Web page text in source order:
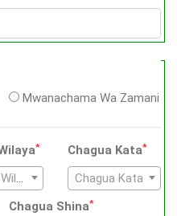
Mwanachama Wa Zamani
* Chagua Kata*
Chagua Kata
Chagua Shina*